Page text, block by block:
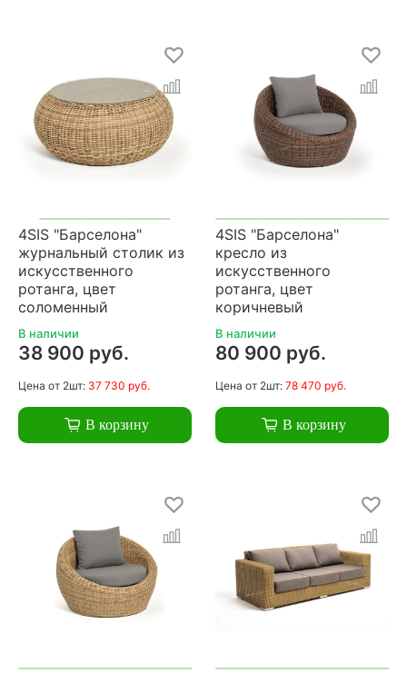
4SIS "Барселона"
журнальный столик из
искусственного
ротанга, цвет
соломенный
В наличии
38 900 руб.
Цена от 2шт: 37 730 руб.
В корзину
4SIS "Барселона"
кресло из
искусственного
ротанга, цвет
коричневый
В наличии
80 900 руб.
Цена от 2шт: 78 470 руб.
В корзину